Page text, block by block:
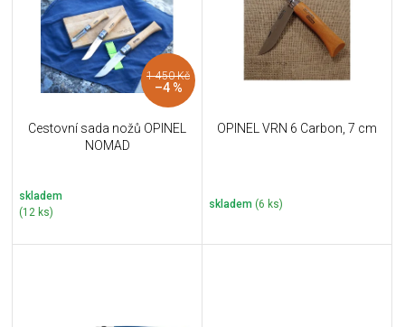
1 450 Kč
–4 %
Cestovní sada nožů OPINEL
NOMAD
skladem
(12 ks)
OPINEL VRN 6 Carbon, 7 cm
skladem (6 ks)